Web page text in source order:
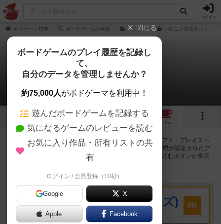
ログイン
ボドゲーマTOP ボードゲームの検索 バロニィ バロニィ拡張セット：ソ
バロニィ：ソーサリー
20店のカフェ/スペースが提供中
1 2
カフェ
バロニィ：ソーサリーで遊ぶことができるボードゲームカフェ・プレイスペ
ースが20店登録されています。公開プロフィールの都道府県が設定されたア
カウントでログインすると、同じ都道府県内の店舗に絞り込むボタンが表示
プレイスペース
キウイ！(旧:キウイゲームズ)
大阪府大阪市中央区森ノ宮中央2-8-2 永田中央ビル2階
PR
閉じる
ボードゲームのプレイ履歴を記録し
て、
自分のデータを管理しませんか？
約75,000人がボドゲーマを利用中！
遊んだボードゲームを記録する
気になるゲームのレビューを読む
お気に入り作品・所有リストの共
有
ログイン / 会員登録（10秒）
Google X
Apple Facebook